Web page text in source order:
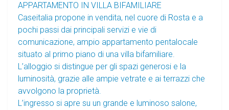
APPARTAMENTO IN VILLA BIFAMILIARE
Caseitalia propone in vendita, nel cuore di Rosta e a
pochi passi dai principali servizi e vie di
comunicazione, ampio appartamento pentalocale
situato al primo piano di una villa bifamiliare.
L’alloggio si distingue per gli spazi generosi e la
luminosità, grazie alle ampie vetrate e ai terrazzi che
avvolgono la proprietà.
L’ingresso si apre su un grande e luminoso salone,